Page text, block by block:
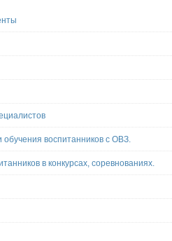
обучения воспитанников с ОВЗ.
в конкурсах, соревнованиях.